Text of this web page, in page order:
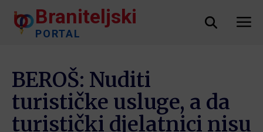
Braniteljski
PORTAL
BEROŠ: Nuditi
turističke usluge, a da
turistički djelatnici nisu